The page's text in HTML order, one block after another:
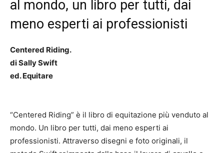
al mondo, un libro per tutti, dai
meno esperti ai professionisti
Centered Riding.
di Sally Swift
ed. Equitare
“Centered Riding” è il libro di equitazione più venduto al
mondo. Un libro per tutti, dai meno esperti ai
professionisti. Attraverso disegni e foto originali, il